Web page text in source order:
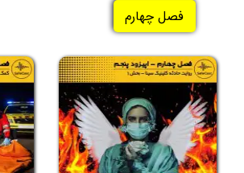
فصل چهارم